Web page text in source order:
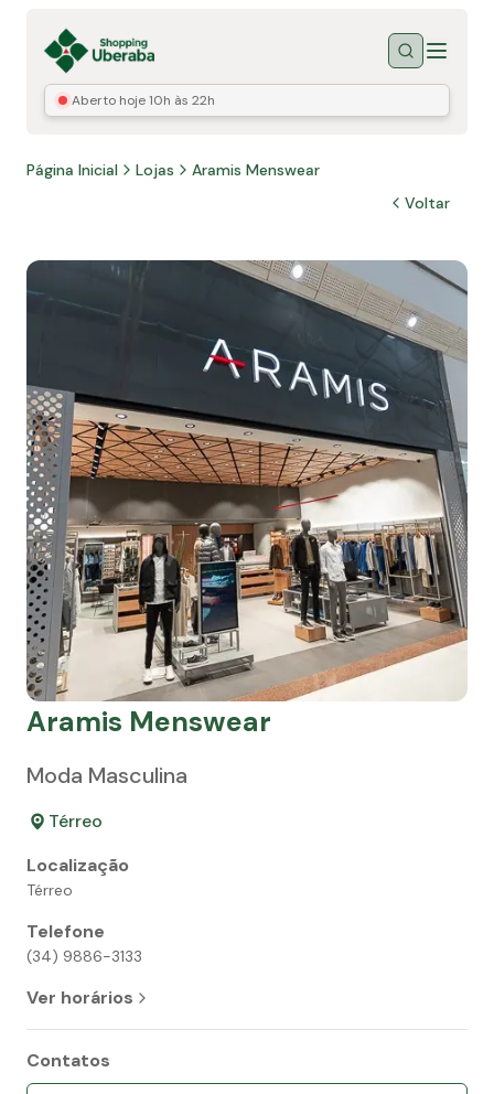
BuscarMenu
Aberto hoje10h às 22h
Página Inicial Lojas
Aramis Menswear
Voltar
Aramis Menswear
Moda Masculina
Térreo
Localização
Térreo
Telefone
(34) 9886-3133
Ver horários
Contatos